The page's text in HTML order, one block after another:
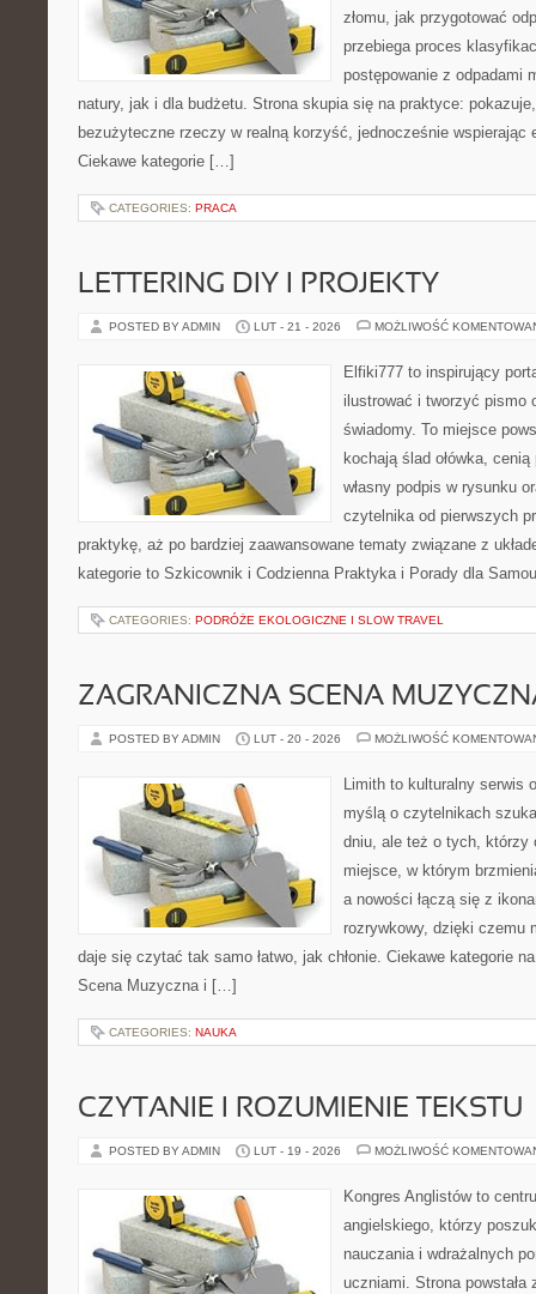
złomu, jak przygotować
przebiega proces
postępowanie z odpadami
natury, jak i dla budżetu. Strona skupia się na praktyce:
bezużyteczne rzeczy w realną korzyść, jednocześnie wspierając
Ciekawe kategorie […]
CATEGORIES: PRACA
LETTERING DIY I PROJEKTY
POSTED BY ADMIN LUT - 21 - 2026 MOŻLIWOŚĆ
Elfiki777 to inspirujący
ilustrować i tworzyć pismo
świadomy. To miejsce
kochają ślad ołówka,
własny podpis w rysunku
czytelnika od pierwszych
praktykę, aż po bardziej zaawansowane tematy związane z
kategorie to Szkicownik i Codzienna Praktyka i Porady dla
CATEGORIES: PODRÓŻE EKOLOGICZNE I SLOW TRAVEL
ZAGRANICZNA SCENA
POSTED BY ADMIN LUT - 20 - 2026 MOŻLIWOŚĆ
Limith to kulturalny serwis
myślą o czytelnikach
dniu, ale też o tych, którzy
miejsce, w którym
a nowości łączą się z
rozrywkowy, dzięki czemu
daje się czytać tak samo łatwo, jak chłonie. Ciekawe kategorie
Scena Muzyczna i […]
CATEGORIES: NAUKA
CZYTANIE I ROZUMIENIE TEKSTU
POSTED BY ADMIN LUT - 19 - 2026 MOŻLIWOŚĆ
Kongres Anglistów to
angielskiego, którzy
nauczania i wdrażalnych
uczniami. Strona